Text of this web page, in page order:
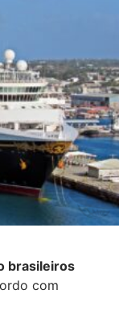
brasileiros
com